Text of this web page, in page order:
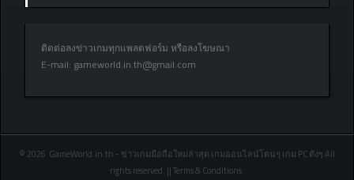
ติดต่อลงข่าวเกมทุกแพลตฟอร์ม หรือลงโฆษณา
E-mail: gameworld.in.th@gmail.com
© 2026 GameWorld.in.th - ข่าวเกมมือถือใหม่ล่าสุด เกมออนไลน์โดนๆ เกม PC ดังๆ All
rights reserved. || Terms & Conditions